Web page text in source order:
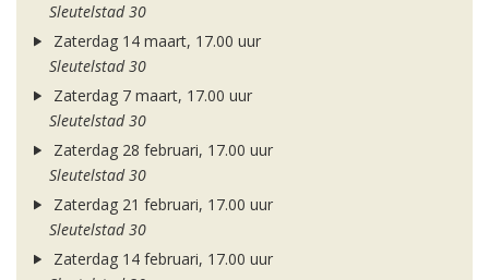
Sleutelstad 30
Zaterdag 14 maart, 17.00 uur
Sleutelstad 30
Zaterdag 7 maart, 17.00 uur
Sleutelstad 30
Zaterdag 28 februari, 17.00 uur
Sleutelstad 30
Zaterdag 21 februari, 17.00 uur
Sleutelstad 30
Zaterdag 14 februari, 17.00 uur